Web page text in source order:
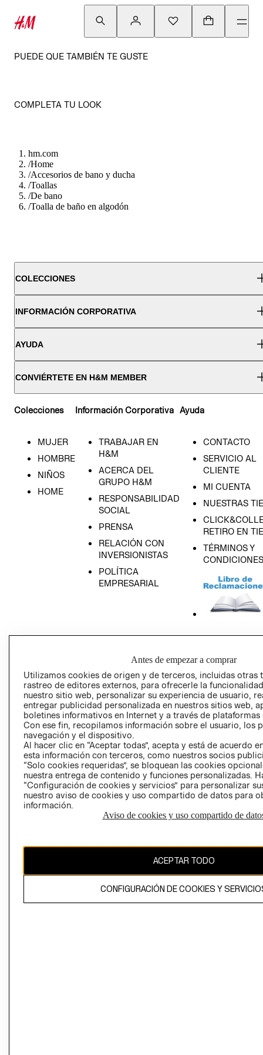
PUEDE QUE TAMBIÉN TE GUSTE
COMPLETA TU LOOK
hm.com
/Home
/Accesorios de bano y ducha
/Toallas
/De bano
/Toalla de baño en algodón
COLECCIONES
INFORMACIÓN CORPORATIVA
AYUDA
CONVIÉRTETE EN H&M MEMBER
Colecciones
MUJER
HOMBRE
NIÑOS
HOME
Información Corporativa
TRABAJAR EN
H&M
ACERCA DEL
GRUPO H&M
RESPONSABILIDAD
SOCIAL
PRENSA
RELACIÓN CON
INVERSIONISTAS
POLÍTICA
EMPRESARIAL
Ayuda
CONTACTO
SERVICIO AL
CLIENTE
MI CUENTA
NUESTRAS
RETIRO EN
TÉRMINOS Y
CONDICIONES
GIFT CARD
AVISO DE
Perú (S/)
CAMBIAR REGIÓN
propiedad de H&M Hennes & Mauritz AB
Antes de empezar a comprar
Utilizamos cookies de origen y de terceros, incluidas otras
rastreo de editores externos, para ofrecerle la
nuestro sitio web, personalizar su experiencia de usuario,
entregar publicidad personalizada en nuestros sitios web,
boletines informativos en Internet y a través de plataformas
Con ese fin, recopilamos información sobre el usuario, los
navegación y el dispositivo.
Al hacer clic en “Aceptar todas”, acepta y está de acuerdo
esta información con terceros, como nuestros socios
“Solo cookies requeridas”, se bloquean las cookies
nuestra entrega de contenido y funciones personalizadas.
“Configuración de cookies y servicios” para personalizar
nuestro aviso de cookies y uso compartido de datos para
información.
Aviso de cookies y uso compartido de
ACEPTAR TODO
CONFIGURACIÓN DE COOKIES Y